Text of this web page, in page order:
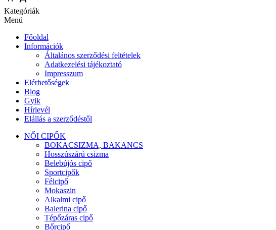
Kategóriák
Menü
Főoldal
Információk
Általános szerződési feltételek
Adatkezelési tájékoztató
Impresszum
Elérhetőségek
Blog
Gyik
Hírlevél
Elállás a szerződéstől
NŐI CIPŐK
BOKACSIZMA, BAKANCS
Hosszúszárú csizma
Belebújós cipő
Sportcipők
Félcipő
Mokaszin
Alkalmi cipő
Balerina cipő
Tépőzáras cipő
Bőrcipő